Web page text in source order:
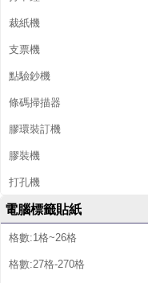
裁紙機
支票機
點驗鈔機
條碼掃描器
膠環裝訂機
膠裝機
打孔機
電腦標籤貼紙
格數:1格~26格
格數:27格-270格